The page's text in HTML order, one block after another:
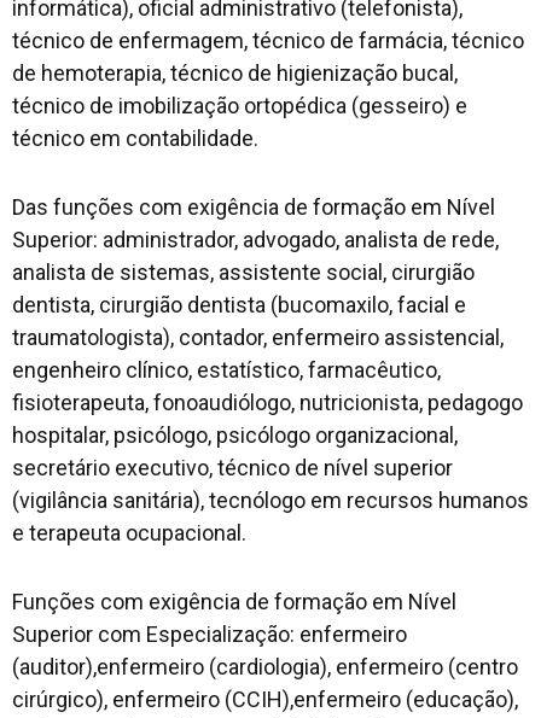
informática), oficial administrativo (telefonista),
técnico de enfermagem, técnico de farmácia, técnico
de hemoterapia, técnico de higienização bucal,
técnico de imobilização ortopédica (gesseiro) e
técnico em contabilidade.
Das funções com exigência de formação em Nível
Superior: administrador, advogado, analista de rede,
analista de sistemas, assistente social, cirurgião
dentista, cirurgião dentista (bucomaxilo, facial e
traumatologista), contador, enfermeiro assistencial,
engenheiro clínico, estatístico, farmacêutico,
fisioterapeuta, fonoaudiólogo, nutricionista, pedagogo
hospitalar, psicólogo, psicólogo organizacional,
secretário executivo, técnico de nível superior
(vigilância sanitária), tecnólogo em recursos humanos
e terapeuta ocupacional.
Funções com exigência de formação em Nível
Superior com Especialização: enfermeiro
(auditor),enfermeiro (cardiologia), enfermeiro (centro
cirúrgico), enfermeiro (CCIH),enfermeiro (educação),